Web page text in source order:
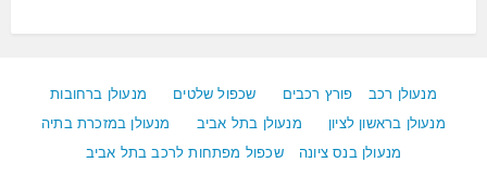
מנעולן רכב פורץ רכבים שכפול שלטים
מנעולן ברחובות
מנעולן בראשון לציון
מנעולן בתל אביב
מנעולן במזכרת בתיה
מנעולן בנס ציונה
שכפול מפתחות לרכב בתל אביב